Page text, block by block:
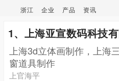
浙江 企业 产品 资讯
1、上海亚宣数码科技
上海3d立体画制作，上海
窗道具制作
上官海平